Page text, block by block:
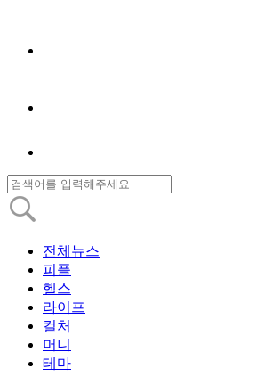
전체뉴스
피플
헬스
라이프
컬처
머니
테마